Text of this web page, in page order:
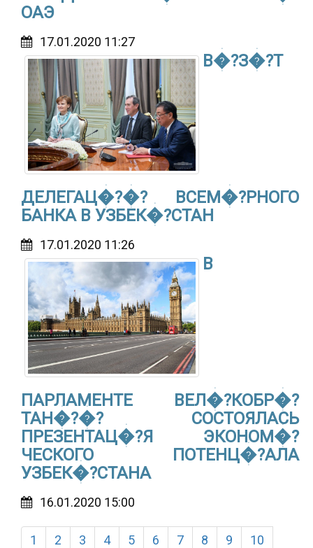
ОАЭ
17.01.2020 11:27
В�?З�?Т
ДЕЛЕГАЦ�?�? ВСЕМ�?РНОГО
БАНКА В УЗБЕК�?СТАН
17.01.2020 11:26
В
ПАРЛАМЕНТЕ ВЕЛ�?КОБР�?
ТАН�?�? СОСТОЯЛАСЬ
ПРЕЗЕНТАЦ�?Я ЭКОНОМ�?
ЧЕСКОГО ПОТЕНЦ�?АЛА
УЗБЕК�?СТАНА
16.01.2020 15:00
1 2 3 4 5 6 7 8 9
10